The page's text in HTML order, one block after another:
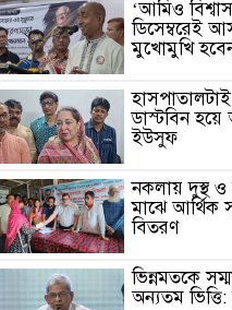
‘আমিও
ডিসেম্বরেই
মুখোমুখি
ডাস্টবিন
ইউসুফ
নকলায় দুস্থ ও
মাঝে আর্থিক
বিতরণ
ভিন্নমতকে
অন্যতম